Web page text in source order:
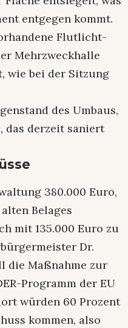
entgegen kommt.
Flutlicht-
Mehrzweckhalle
wie bei der Sitzung
des Umbaus,
das derzeit saniert
380.000 Euro,
Belages
mit 135.000 Euro zu
Dr.
die Maßnahme zur
Programm der EU
würden 60 Prozent
kommen, also